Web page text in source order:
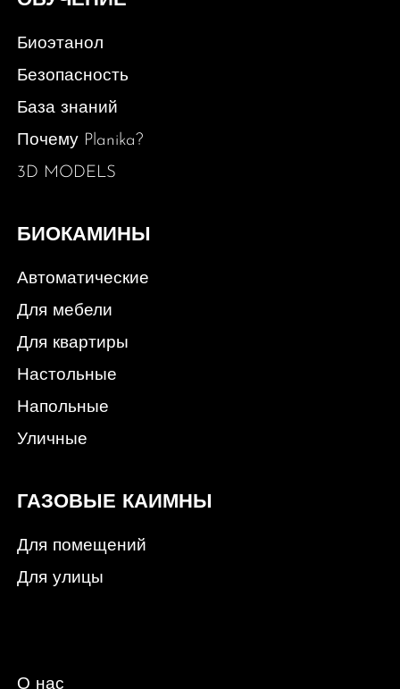
Биоэтанол
Безопасность
База знаний
Почему Planika?
3D MODELS
БИОКАМИНЫ
Автоматические
Для мебели
Для квартиры
Настольные
Напольные
Уличные
ГАЗОВЫЕ КАИМНЫ
Для помещений
Для улицы
О нас